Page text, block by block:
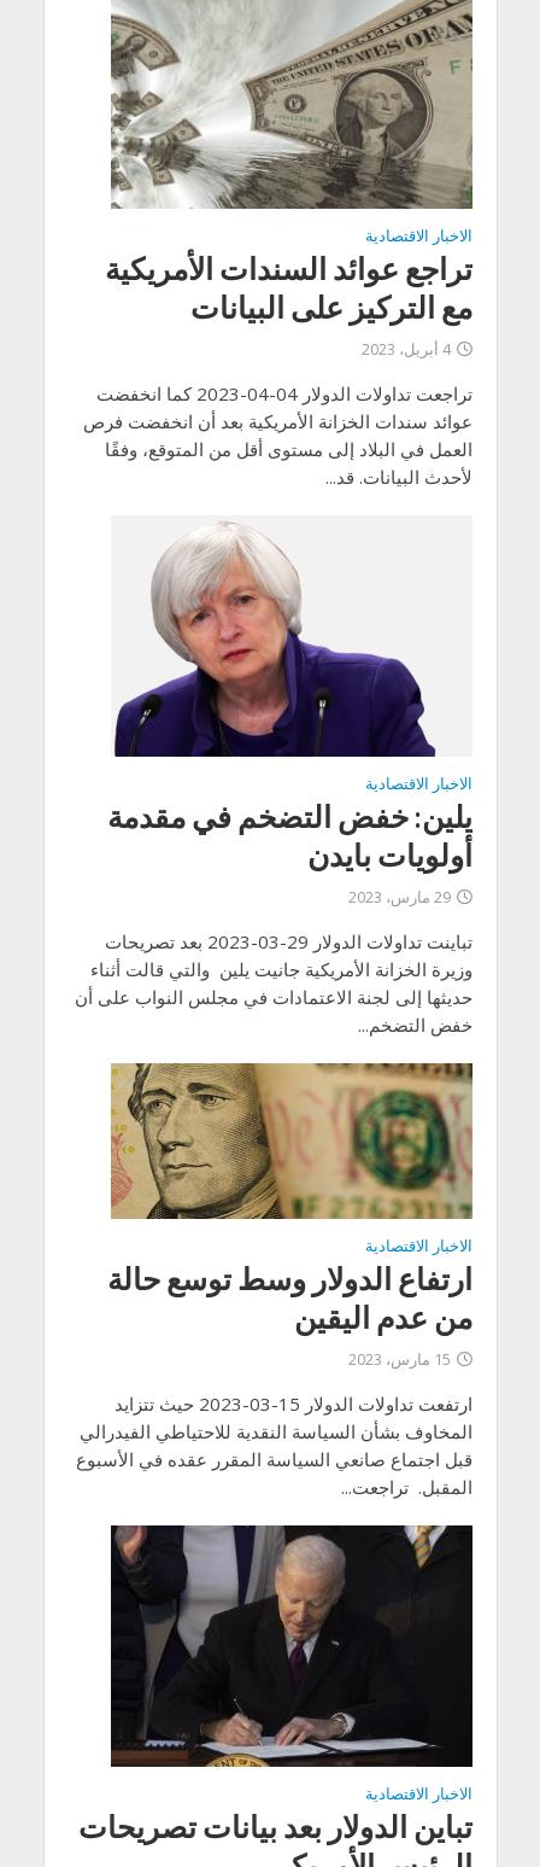
الاخبار الاقتصادية
تراجع عوائد السندات الأمريكية
مع التركيز على البيانات
4 أبريل، 2023
تراجعت تداولات الدولار 04-04-2023 كما انخفضت
عوائد سندات الخزانة الأمريكية بعد أن انخفضت فرص
العمل في البلاد إلى مستوى أقل من المتوقع، وفقًا
لأحدث البيانات. قد...
الاخبار الاقتصادية
يلين: خفض التضخم في مقدمة
أولويات بايدن
29 مارس، 2023
تباينت تداولات الدولار 29-03-2023 بعد تصريحات
وزيرة الخزانة الأمريكية جانيت يلين والتي قالت أثناء
حديثها إلى لجنة الاعتمادات في مجلس النواب على أن
خفض التضخم...
الاخبار الاقتصادية
ارتفاع الدولار وسط توسع حالة
من عدم اليقين
15 مارس، 2023
ارتفعت تداولات الدولار 15-03-2023 حيث تتزايد
المخاوف بشأن السياسة النقدية للاحتياطي الفيدرالي
قبل اجتماع صانعي السياسة المقرر عقده في الأسبوع
المقبل. تراجعت...
الاخبار الاقتصادية
تباين الدولار بعد بيانات تصريحات